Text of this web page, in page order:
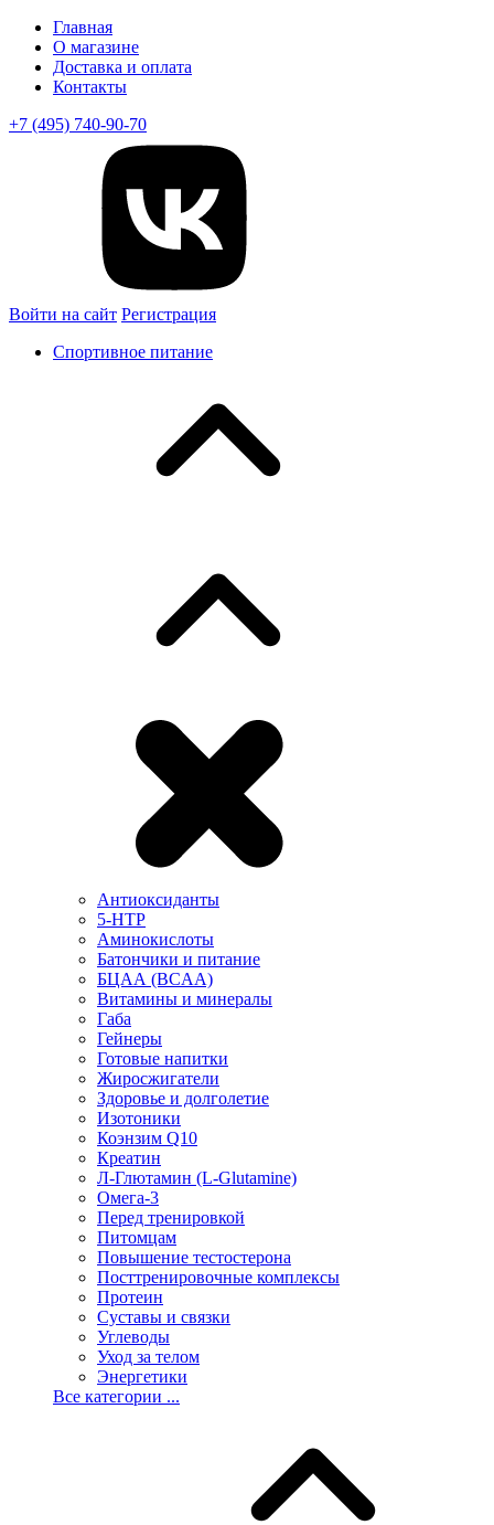
Главная
О магазине
Доставка и оплата
Контакты
+7 (495) 740-90-70
Войти на сайт Регистрация
Спортивное питание
Антиоксиданты
5-HTP
Аминокислоты
Батончики и питание
БЦАА (BCAA)
Витамины и минералы
Габа
Гейнеры
Готовые напитки
Жиросжигатели
Здоровье и долголетие
Изотоники
Коэнзим Q10
Креатин
Л-Глютамин (L-Glutamine)
Омега-3
Перед тренировкой
Питомцам
Повышение тестостерона
Посттренировочные комплексы
Протеин
Суставы и связки
Углеводы
Уход за телом
Энергетики
Все категории ...